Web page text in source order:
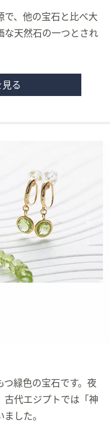
で、他の宝石と比べ大
な天然石の一つとされ
る
緑色の宝石です。夜
古代エジプトでは「神
した。